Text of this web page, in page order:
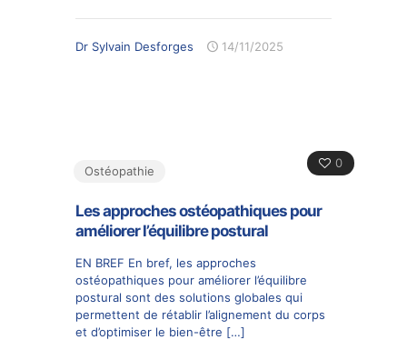
Dr Sylvain Desforges 14/11/2025
0
Ostéopathie
Les approches ostéopathiques pour
améliorer l’équilibre postural
EN BREF En bref, les approches
ostéopathiques pour améliorer l’équilibre
postural sont des solutions globales qui
permettent de rétablir l’alignement du corps
et d’optimiser le bien-être […]